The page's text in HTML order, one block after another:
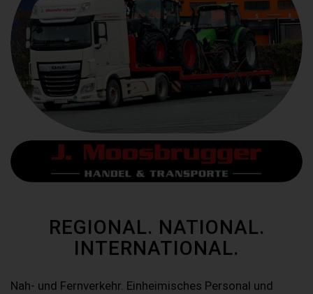
REGIONAL. NATIONAL.
INTERNATIONAL.
Nah- und Fernverkehr. Einheimisches Personal und